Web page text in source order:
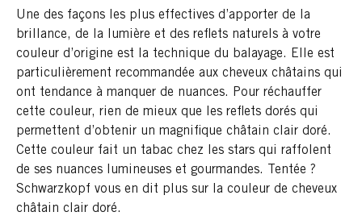
Une des façons les plus effectives d’apporter de la
brillance, de la lumière et des reflets naturels à votre
couleur d’origine est la technique du balayage. Elle est
particulièrement recommandée aux cheveux châtains qui
ont tendance à manquer de nuances. Pour réchauffer
cette couleur, rien de mieux que les reflets dorés qui
permettent d’obtenir un magnifique châtain clair doré.
Cette couleur fait un tabac chez les stars qui raffolent
de ses nuances lumineuses et gourmandes. Tentée ?
Schwarzkopf vous en dit plus sur la couleur de cheveux
châtain clair doré.